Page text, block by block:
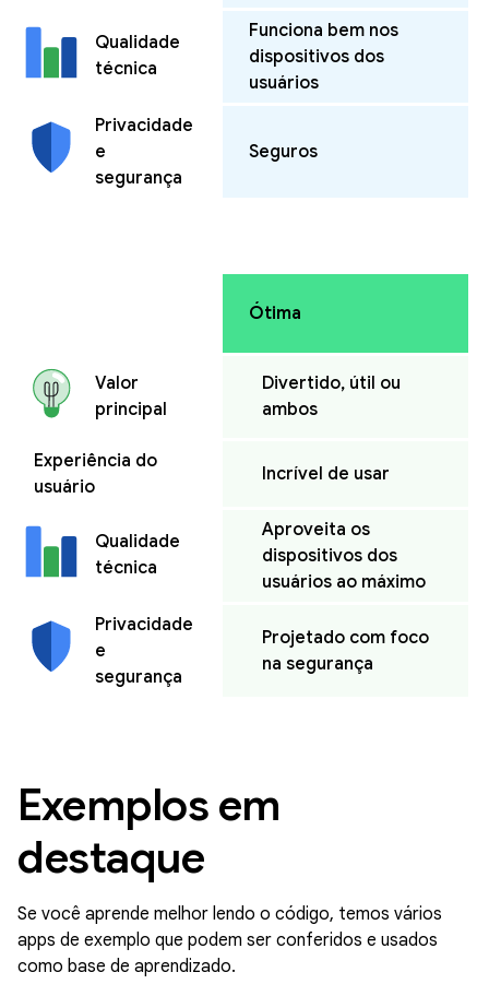
Qualidade
técnica
Funciona bem nos
dispositivos dos
usuários
Privacidade
e
segurança
Seguros
Ótima
Valor
principal
Divertido, útil ou
ambos
Experiência do
usuário
Incrível de usar
Qualidade
técnica
Aproveita os
dispositivos dos
usuários ao máximo
Privacidade
e
segurança
Projetado com foco
na segurança
Exemplos em
destaque
Se você aprende melhor lendo o código, temos vários
apps de exemplo que podem ser conferidos e usados
como base de aprendizado.